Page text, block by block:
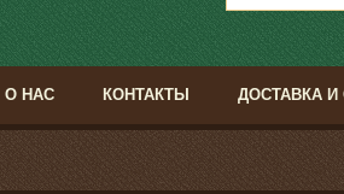
О НАС КОНТАКТЫ ДОСТАВКА И